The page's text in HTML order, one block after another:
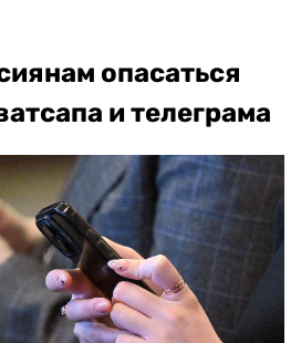
опасаться
и телеграма